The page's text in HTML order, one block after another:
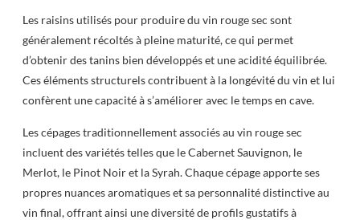
Les raisins utilisés pour produire du vin rouge sec sont
généralement récoltés à pleine maturité, ce qui permet
d’obtenir des tanins bien développés et une acidité équilibrée.
Ces éléments structurels contribuent à la longévité du vin et lui
confèrent une capacité à s’améliorer avec le temps en cave.
Les cépages traditionnellement associés au vin rouge sec
incluent des variétés telles que le Cabernet Sauvignon, le
Merlot, le Pinot Noir et la Syrah. Chaque cépage apporte ses
propres nuances aromatiques et sa personnalité distinctive au
vin final, offrant ainsi une diversité de profils gustatifs à